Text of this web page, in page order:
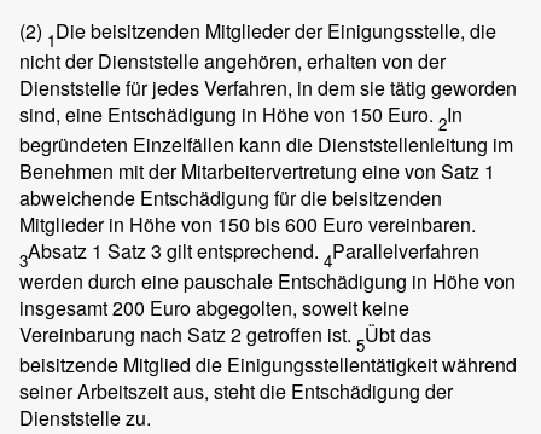
(2) 1Die beisitzenden Mitglieder der Einigungsstelle, die
nicht der Dienststelle angehören, erhalten von der
Dienststelle für jedes Verfahren, in dem sie tätig geworden
sind, eine Entschädigung in Höhe von 150 Euro. 2In
begründeten Einzelfällen kann die Dienststellenleitung im
Benehmen mit der Mitarbeitervertretung eine von Satz 1
abweichende Entschädigung für die beisitzenden
Mitglieder in Höhe von 150 bis 600 Euro vereinbaren.
3Absatz 1 Satz 3 gilt entsprechend. 4Parallelverfahren
werden durch eine pauschale Entschädigung in Höhe von
insgesamt 200 Euro abgegolten, soweit keine
Vereinbarung nach Satz 2 getroffen ist. 5Übt das
beisitzende Mitglied die Einigungsstellentätigkeit während
seiner Arbeitszeit aus, steht die Entschädigung der
Dienststelle zu.